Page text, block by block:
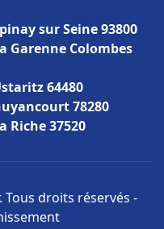
sur Seine 93800
Garenne Colombes
64480
78280
Riche 37520
Tous droits réservés -